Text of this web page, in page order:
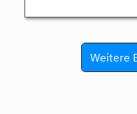
Weitere